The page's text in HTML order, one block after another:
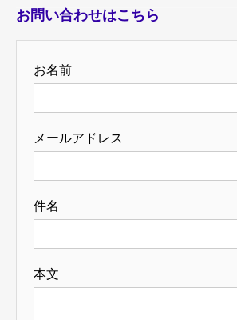
お問い合わせはこちら
お名前
メールアドレス
件名
本文